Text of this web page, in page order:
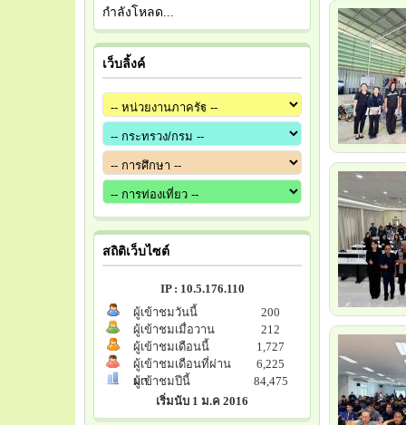
กำลังโหลด...
เว็บลิ้งค์
สถิติเว็บไซต์
IP : 10.5.176.110
ผู้เข้าชมวันนี้
200
ผู้เข้าชมเมื่อวาน
212
ผู้เข้าชมเดือนนี้
1,727
ผู้เข้าชมเดือนที่ผ่าน
มา
6,225
ผู้เข้าชมปีนี้
84,475
เริ่มนับ 1 ม.ค 2016